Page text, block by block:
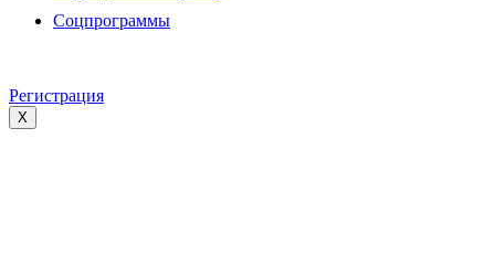
Соцпрограммы
Регистрация
X